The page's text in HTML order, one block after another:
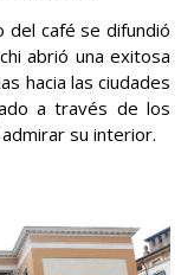
del café se difundió
abrió una exitosa
hacia las ciudades
a través de los
su interior.